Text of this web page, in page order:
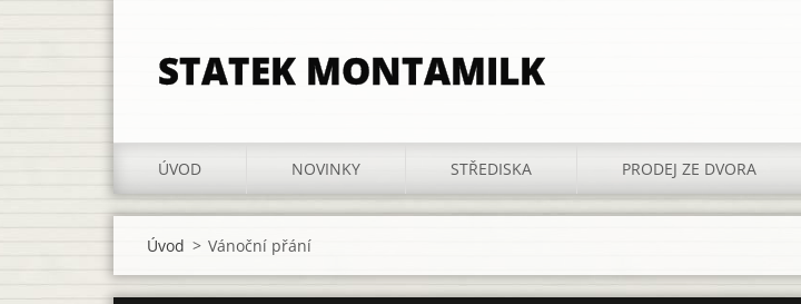
STATEK MONTAMILK
ÚVOD NOVINKY STŘEDISKA PRODEJ ZE DVORA
Úvod > Vánoční přání